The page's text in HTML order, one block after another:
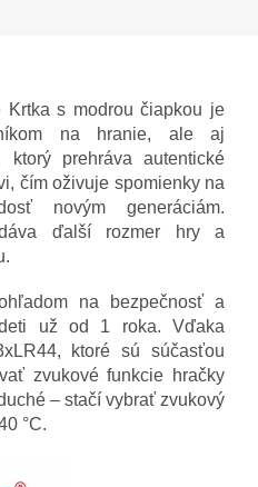
Krtka s modrou čiapkou je
na hranie, ale aj
ktorý prehráva autentické
čím oživuje spomienky na
novým generáciám.
ďalší rozmer hry a
na bezpečnosť a
už od 1 roka. Vďaka
ktoré sú súčasťou
zvukové funkcie hračky
– stačí vybrať zvukový
°C.